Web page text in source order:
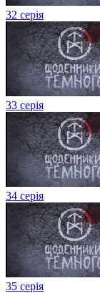
32 серія
33 серія
34 серія
35 серія